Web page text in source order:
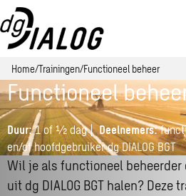
Home Trainingen Functioneel beheer
Functioneel
Duur:1 of ½ dag |Deelnemers:
en/of hoofdgebruiker dg DIALOG BGT
Wil je als functioneel
uit dg DIALOG BGT halen?